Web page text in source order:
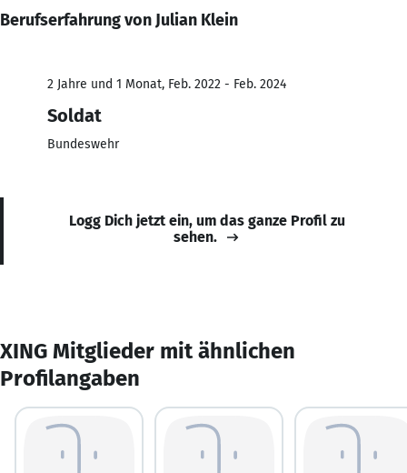
Berufserfahrung von Julian Klein
2 Jahre und 1 Monat, Feb. 2022 - Feb. 2024
Soldat
Bundeswehr
Logg Dich jetzt ein, um das ganze Profil zu
sehen.
XING Mitglieder mit ähnlichen
Profilangaben